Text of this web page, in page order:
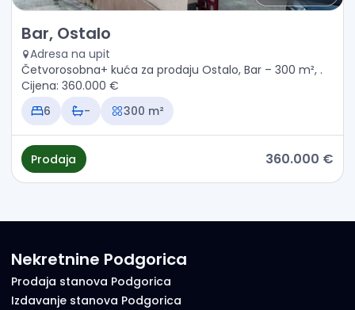
Prodaja - Kuća Bar, Ostalo
Bar, Ostalo
Adresa na upit
Četvorosobna+ kuća za prodaju Ostalo, Bar – 300 m², .
Cijena: 360.000 €
6
- 300 m²
Prodaja 360.000 €
Nekretnine Podgorica
Prodaja stanova Podgorica
Izdavanje stanova Podgorica